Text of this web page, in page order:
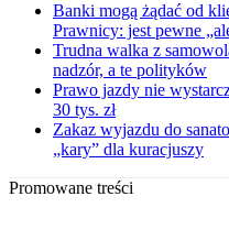
Banki mogą żądać od
Prawnicy: jest pewne
Trudna walka z
nadzór, a te polityków
Prawo jazdy nie
30 tys. zł
Zakaz wyjazdu do
„kary” dla kuracjuszy
Promowane treści